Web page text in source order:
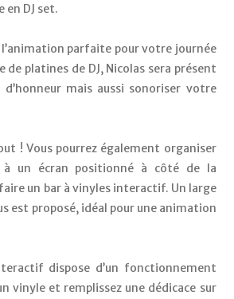
en DJ set.
parfaite pour votre journée
de platines de DJ, Nicolas sera présent
mais aussi sonoriser votre
! Vous pourrez également organiser
à un écran positionné à côté de la
un bar à vinyles interactif. Un large
est proposé, idéal pour une animation
dispose d’un fonctionnement
vinyle et remplissez une dédicace sur